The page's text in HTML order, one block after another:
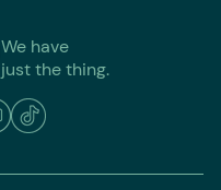
We have
just the thing.